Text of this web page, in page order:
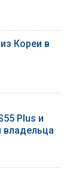
Кореи в
Plus и
владельца